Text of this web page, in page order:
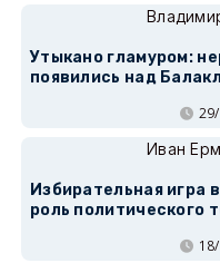
Утыкано гламуром:
появились над
Иван
Избирательная игра
роль политического